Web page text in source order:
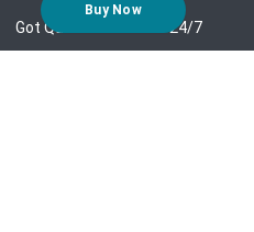
Buy Now
Got Question? Call us 24/7